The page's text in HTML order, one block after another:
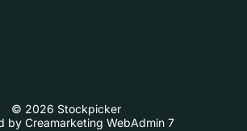
© 2026 Stockpicker
by Creamarketing WebAdmin 7